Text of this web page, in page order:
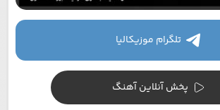
تلگرام موزیکالیا
پخش آنلاین آهنگ